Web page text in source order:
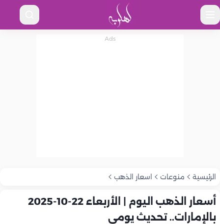
الرئيسية منوعات اسعار الذهب
أسعار الذهب اليوم | الأربعاء 22-10-2025
بالإمارات.. تحديث يومي